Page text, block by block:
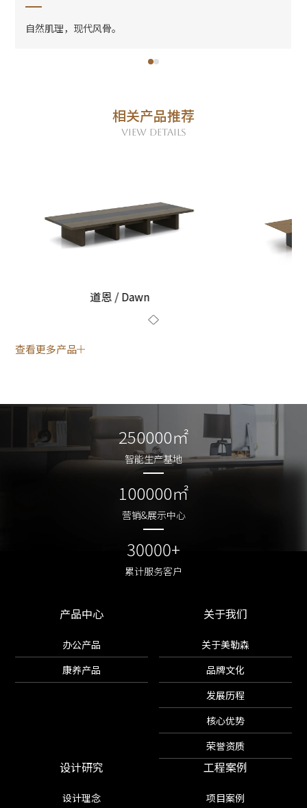
自然肌理，现代风骨。
相关产品推荐
VIEW DETAILS
道恩 / Dawn
查看更多产品
250000㎡
智能生产基地
100000㎡
营销&展示中心
30000+
累计服务客户
250000㎡
智能生产基地
100000㎡
营销&展示中心
30000+
累计服务客户
产品中心
办公产品
康养产品
关于我们
关于美勒森
品牌文化
发展历程
核心优势
荣誉资质
设计研究
设计理念
工程案例
项目案例